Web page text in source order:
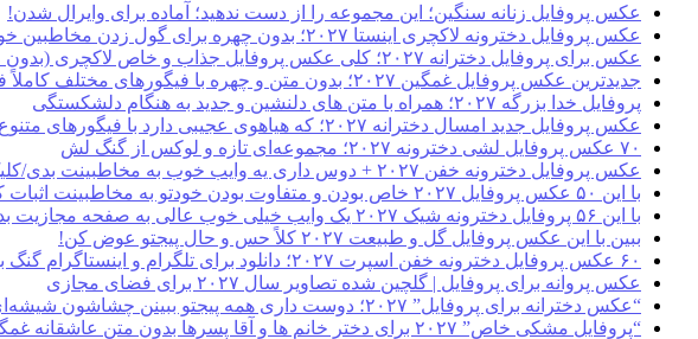
عکس پروفایل زنانه سنگین؛ این مجموعه را از دست ندهید؛ آماده برای وایرال شدن!
عکس پروفایل دخترونه لاکچری اینستا ۲۰۲۷؛ بدون چهره برای گول زدن مخاطبین خود
عکس برای پروفایل دخترانه ۲۰۲۷؛ کلی عکس پروفایل جذاب و خاص لاکچری (بدون متن)
جدیدترین عکس پروفایل غمگین ۲۰۲۷؛ بدون متن و چهره با فیگورهای مختلف کاملاً فیک
پروفایل خدا بزرگه ۲۰۲۷؛ همراه با متن های دلنشین و جدید به هنگام دلشکستگی
عکس پروفایل جدید امسال دخترانه ۲۰۲۷؛ که هیاهوی عجیبی دارد با فیگورهای متنوع!
۷۰ عکس پروفایل لشی دخترونه ۲۰۲۷؛ مجموعه‌ای تازه و لوکس از گنگ لش
عکس پروفایل دخترونه خفن ۲۰۲۷ + دوس داری یه وایب خوب به مخاطبینت بدی/کلیک
با این ۵۰ عکس پروفایل ۲۰۲۷ خاص بودن و متفاوت بودن خودتو به مخاطبینت اثبات کن!
با این ۵۶ پروفایل دخترونه شیک ۲۰۲۷ یک وایب خیلی خوب عالی به صفحه مجازیت بده!
ببین با این عکس پروفایل گل و طبیعت ۲۰۲۷ کلاً حس و حال پیجتو عوض کن!
۶۰ عکس پروفایل دخترونه خفن اسپرت ۲۰۲۷؛ دانلود برای تلگرام و اینستاگرام گنگ بالا
عکس پروانه برای پروفایل | گلچین شده تصاویر سال ۲۰۲۷ برای فضای مجازی
“عکس دخترانه برای پروفایل” ۲۰۲۷؛ دوست داری همه پیجتو ببینن چشاشون شیشه‌ای شه!
“پروفایل مشکی خاص” ۲۰۲۷ برای دختر خانم ها و آقا پسرها بدون متن عاشقانه غمگین